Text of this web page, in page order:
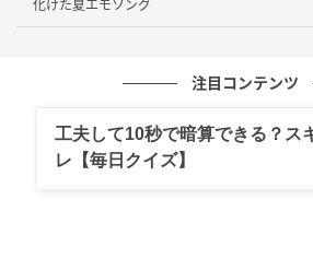
を出すな！』では、カリスマ読者
ビ小説『舞いあがれ！』では、ヒ
された。
化けた夏エモソング
注目コンテンツ
工夫して10秒で暗算できる？ス
レ【毎日クイズ】